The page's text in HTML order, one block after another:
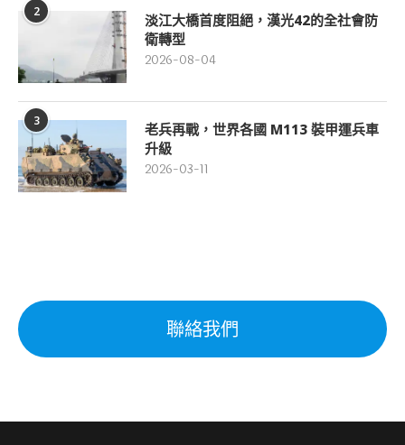
2
淡江大橋首度阻絕，漢光42的全社會防
衛轉型
2026-08-04
3
老兵再戰，世界各國 M113 裝甲運兵車
升級
2026-03-11
聯絡我們